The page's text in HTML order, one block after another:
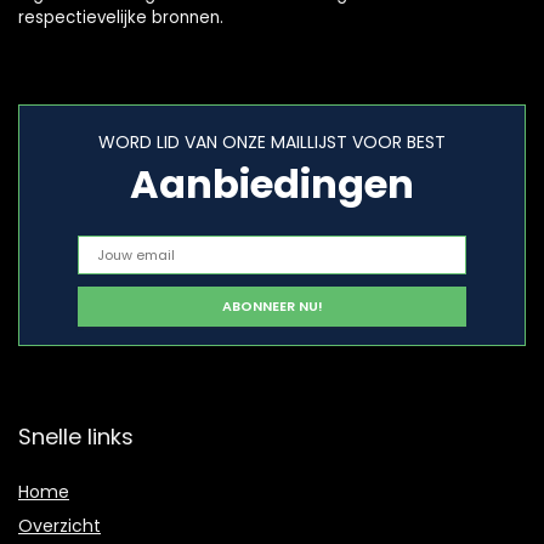
respectievelijke bronnen.
WORD LID VAN ONZE MAILLIJST VOOR BEST
Aanbiedingen
Snelle links
Home
Overzicht